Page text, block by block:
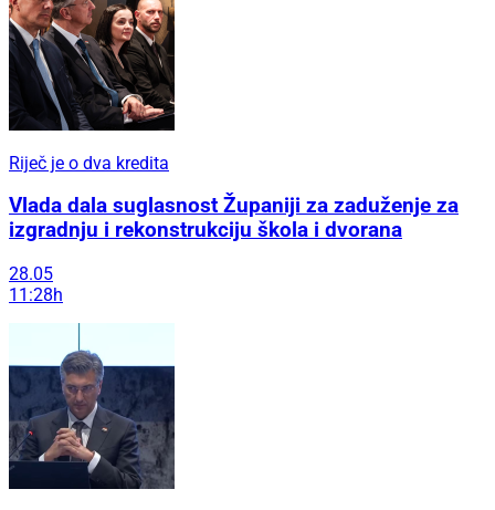
Riječ je o dva kredita
Vlada dala suglasnost Županiji za zaduženje za
izgradnju i rekonstrukciju škola i dvorana
28.05
11:28h